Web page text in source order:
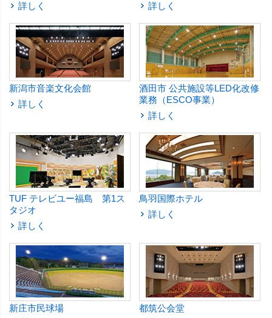
詳しく
詳しく
新潟市音楽文化会館
詳しく
酒田市 公共施設等LED化改修
業務（ESCO事業）
詳しく
TUF テレビユー福島 第1ス
タジオ
詳しく
鳥羽国際ホテル
詳しく
新庄市民球場
都筑公会堂